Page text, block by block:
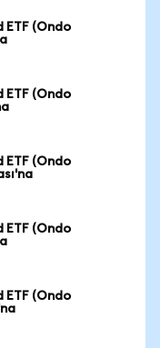
ETF (Ondo
ETF (Ondo
ETF (Ondo
ETF (Ondo
ETF (Ondo